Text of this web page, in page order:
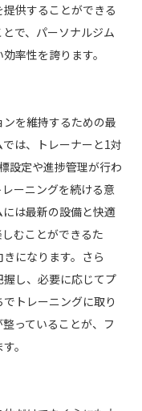
供することができる
で、パーソナルジム
率性を誇ります。
を維持するための最
は、トレーナーと1対
設定や進捗管理が行わ
ーニングを続ける意
は最新の設備と快適
むことができるた
になります。さら
し、必要に応じてプ
トレーニングに取り
っていることが、フ
。